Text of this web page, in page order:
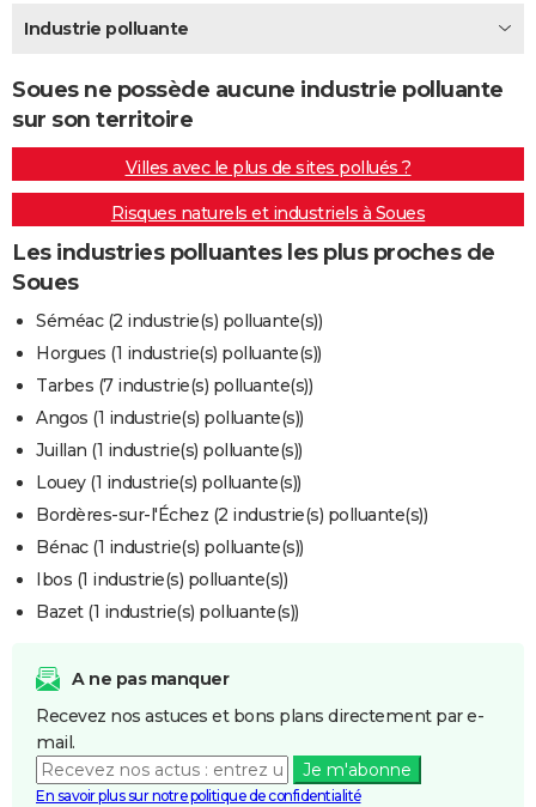
Destinations
City break
Voyage nature
Voyage de noces
Forum
Climat
+PHOTO
GUIDES D'ACHAT
BONS PLANS
CARTE DE VOEUX
Carte de Noël
Carte Bonne année
Carte Saint-Valentin
Carte d'anniversaire
DICTIONNAIRE
Dictionnaire
Biographies
Citations
Expressions
Proverbes
PROGRAMME TV
COPAINS D'AVANT
S'inscrire
Se connecter
Lycées
Collèges
Primaires
Universités
Entreprises
Service militaire
Avis de recherche
AVIS DE DÉCÈS
FORUM
Bricolage
Lifestyle
Culture
Sport
Auto
Television
Voyage
Cinema
Industrie polluante
Soues ne possède aucune industrie polluante
sur son territoire
Villes avec le plus de sites pollués ?
Risques naturels et industriels à Soues
Les industries polluantes les plus proches de
Soues
Séméac (2 industrie(s) polluante(s))
Horgues (1 industrie(s) polluante(s))
Tarbes (7 industrie(s) polluante(s))
Angos (1 industrie(s) polluante(s))
Juillan (1 industrie(s) polluante(s))
Louey (1 industrie(s) polluante(s))
Bordères-sur-l'Échez (2 industrie(s) polluante(s))
Bénac (1 industrie(s) polluante(s))
Ibos (1 industrie(s) polluante(s))
Bazet (1 industrie(s) polluante(s))
A ne pas manquer
Recevez nos astuces et bons plans directement par e-
mail.
Je m'abonne
En savoir plus sur notre politique de confidentialité